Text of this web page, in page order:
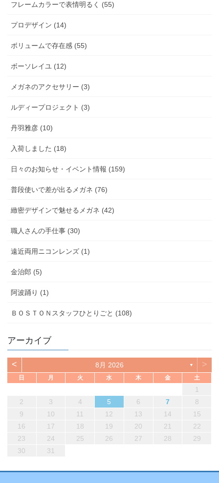
フレームカラーで表情明るく (55)
プロデザイン (14)
ボリュームで存在感 (55)
ボーソレイユ (12)
メガネのアクセサリー (3)
ルディープロジェクト (3)
丹羽雅彦 (10)
入荷しました (18)
日々のお知らせ・イベント情報 (159)
普段使いで差が出るメガネ (76)
緻密デザインで魅せるメガネ (42)
職人さんの手仕事 (30)
遠近両用ニコンレンズ (1)
金治郎 (5)
阿波踊り (1)
ＢＯＳＴＯＮスタッフひとりごと (108)
アーカイブ
< 8月 2026 ▼ >
日 月 火 水 木 金 土
1
2
3 4 5 6 7
8
9
10 11 12 13 14
15
16
17 18 19 20 21
22
23
24 25 26 27 28
29
30
31